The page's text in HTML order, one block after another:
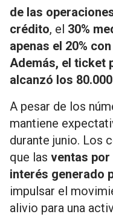
de las
crédito, el 30%
apenas el 20%
Además, el ticket
alcanzó los
A pesar de los
mantiene
durante junio. Los
que las ventas por
interés generado
impulsar el
alivio para una